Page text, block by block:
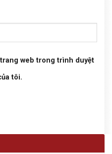
web trong trình duyệt
tôi.